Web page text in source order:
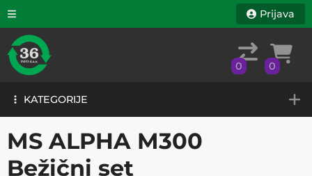
KATEGORIJE
Prijava
0 0
KATEGORIJE
MS ALPHA M300
Bežični set